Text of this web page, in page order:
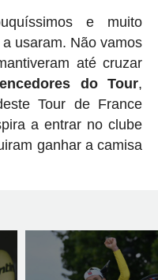
e muito
usaram. Não vamos
até cruzar
do Tour,
Tour de France
a entrar no clube
ganhar a camisa